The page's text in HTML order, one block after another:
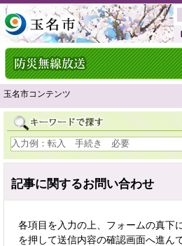
玉名市コンテンツ
記事に関するお問い合わせ
各項目を入力の上、フォームの真下
を押して送信内容の確認画面へ進ん